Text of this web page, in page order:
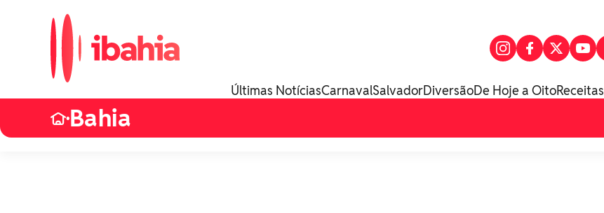
Últimas NotíciasCarnavalSalvadorDiversãoDe Hoje a OitoReceitas
•Bahia